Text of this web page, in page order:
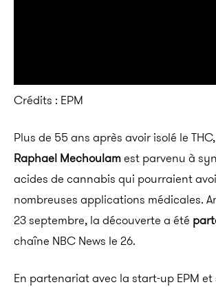
Crédits : EPM
Plus de 55 ans après avoir isolé le
Raphael Mechou­­lamest parvenu à
acides de cannabis qui pourraient
nombreuses applications médicales.
23 septembre, la découverte a été
chaîne NBC News le 26.
En partenariat avec la start-up EPM et